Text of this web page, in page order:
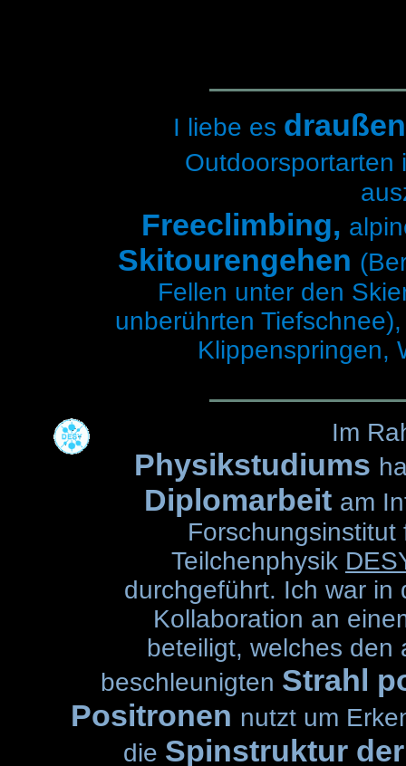
I liebe es draußen
Freeclimbing,
Skitourengehen
Fellen unter den
unberührten
Klippenspringen,
Im
Physikstudiums
Diplomarbeit am
Forschungsinstitut
Teilchenphysik
durchgeführt. Ich war in
Kollaboration an
beteiligt, welches den
beschleunigten Strahl
Positronen nutzt um
die Spinstruktur